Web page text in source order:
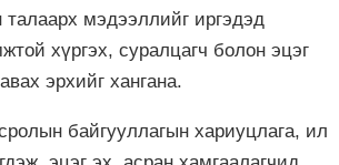
мэдээллийг иргэдэд
хүргэх, суралцагч болон эцэг
эрхийг хангана.
байгууллагын хариуцлага, ил